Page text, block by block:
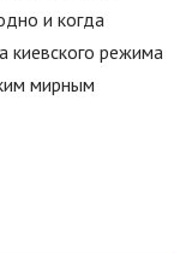
и когда
киевского режима
мирным